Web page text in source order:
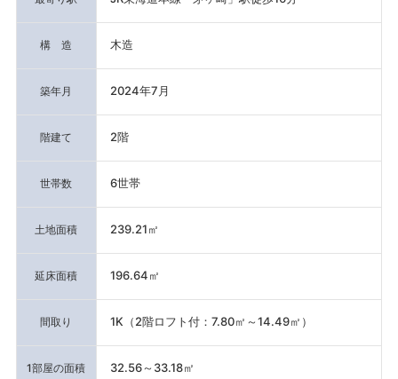
構 造 木造
築年月 2024年7月
階建て 2階
世帯数 6世帯
土地面積 239.21㎡
延床面積 196.64㎡
間取り 1K（2階ロフト付：7.80㎡～14.49㎡）
1部屋の面積 32.56～33.18㎡